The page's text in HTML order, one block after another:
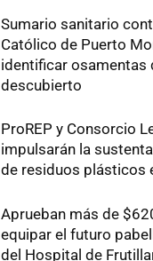
Sumario sanitario
Católico de Puerto
identificar osamentas
descubierto
ProREP y Consorcio
impulsarán la
de residuos plásticos
Aprueban más de
equipar el futuro
del Hospital de